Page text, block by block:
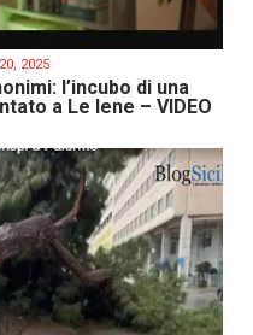
2025
l’incubo di una
a Le Iene – VIDEO